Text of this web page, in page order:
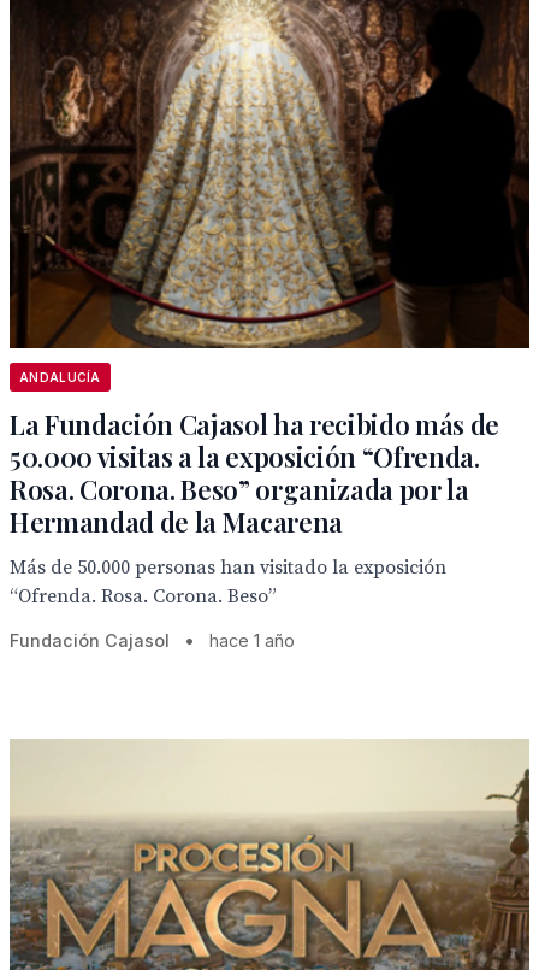
ANDALUCÍA
La Fundación Cajasol ha recibido más de
50.000 visitas a la exposición “Ofrenda.
Rosa. Corona. Beso” organizada por la
Hermandad de la Macarena
Más de 50.000 personas han visitado la exposición
“Ofrenda. Rosa. Corona. Beso”
Fundación Cajasol • hace 1 año